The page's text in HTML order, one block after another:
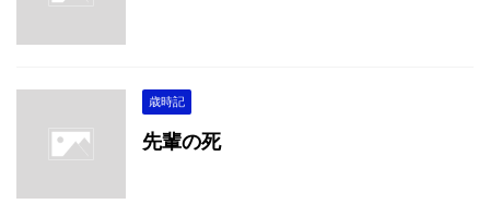
歳時記
先輩の死